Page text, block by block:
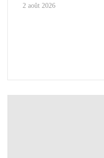
2 août 2026